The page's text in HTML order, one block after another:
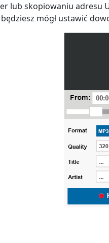
lub skopiowaniu adresu
mógł ustawić